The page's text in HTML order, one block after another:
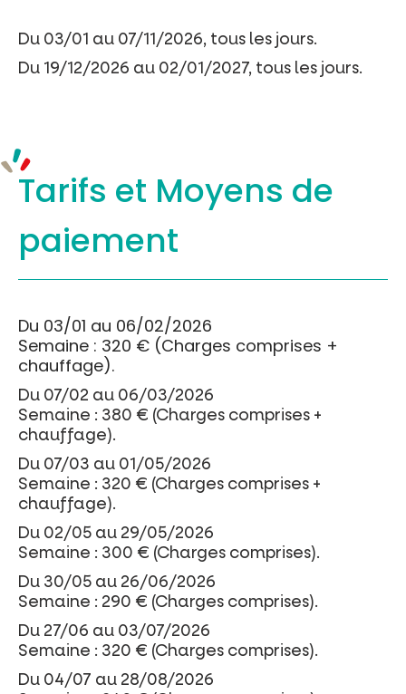
Du 03/01 au 07/11/2026, tous les jours.
Du 19/12/2026 au 02/01/2027, tous les jours.
Tarifs et Moyens de
paiement
Du 03/01 au 06/02/2026
Semaine : 320 € (Charges comprises +
chauffage).
Du 07/02 au 06/03/2026
Semaine : 380 € (Charges comprises +
chauffage).
Du 07/03 au 01/05/2026
Semaine : 320 € (Charges comprises +
chauffage).
Du 02/05 au 29/05/2026
Semaine : 300 € (Charges comprises).
Du 30/05 au 26/06/2026
Semaine : 290 € (Charges comprises).
Du 27/06 au 03/07/2026
Semaine : 320 € (Charges comprises).
Du 04/07 au 28/08/2026